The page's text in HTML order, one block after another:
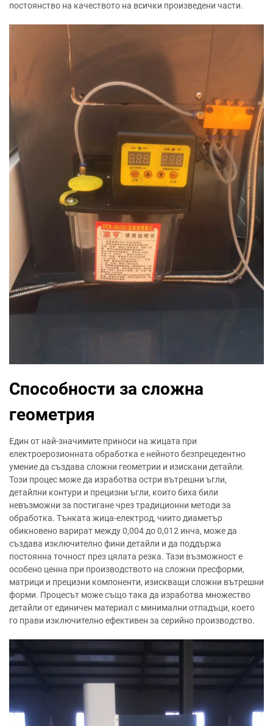
постоянство на качеството на всички произведени части.
Способности за сложна
геометрия
Един от най-значимите приноси на жицата при
електроерозионната обработка е нейното безпрецедентно
умение да създава сложни геометрии и изискани детайли.
Този процес може да изработва остри вътрешни ъгли,
детайлни контури и прецизни ъгли, които биха били
невъзможни за постигане чрез традиционни методи за
обработка. Тънката жица-електрод, чиито диаметър
обикновено варират между 0,004 до 0,012 инча, може да
създава изключително фини детайли и да поддържа
постоянна точност през цялата резка. Тази възможност е
особено ценна при производството на сложни пресформи,
матрици и прецизни компоненти, изискващи сложни вътрешни
форми. Процесът може също така да изработва множество
детайли от единичен материал с минимални отпадъци, което
го прави изключително ефективен за серийно производство.